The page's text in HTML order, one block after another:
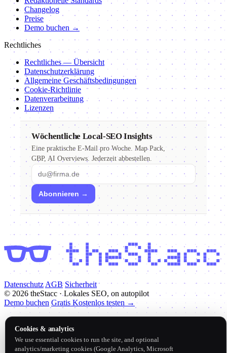
Changelog
Preise
Demo buchen →
Rechtliches
Rechtliches — Übersicht
Datenschutzerklärung
Allgemeine Geschäftsbedingungen
Cookie-Richtlinie
Datenverarbeitung
Lizenzen
Wöchentliche Local-SEO Insights
Eine praktische E-Mail pro Woche. Map Pack,
GBP, AI Overviews. Jederzeit abbestellen.
Email
Abonnieren →
Datenschutz AGB Sicherheit
© 2026 theStacc · Lokales SEO, on autopilot
Demo buchen Gratis Kostenlos testen →
Cookies & analytics
We use essential cookies to run the site, and optional
analytics/marketing cookies (Google Analytics, Microsoft